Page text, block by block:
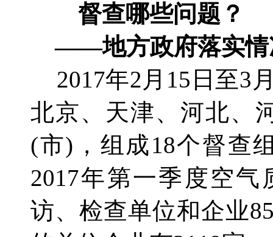
督查哪些问题？
——地方政府落实情
2017年2月15日至3
北京、天津、河北、
(市)，组成18个督查
2017年第一季度空
访、检查单位和企业